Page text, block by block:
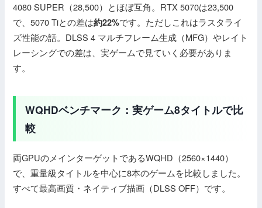
4080 SUPER（28,500）とほぼ互角。RTX 5070は23,500
で、5070 Tiとの差は約22%です。ただしこれはラスタライ
ズ性能の話。DLSS 4 マルチフレーム生成（MFG）やレイト
レーシングでの差は、実ゲームで見ていく必要がありま
す。
WQHDベンチマーク：実ゲーム8タイトルで比
較
両GPUのメインターゲットであるWQHD（2560×1440）
で、重量級タイトルを中心に8本のゲームを比較しました。
すべて最高画質・ネイティブ描画（DLSS OFF）です。